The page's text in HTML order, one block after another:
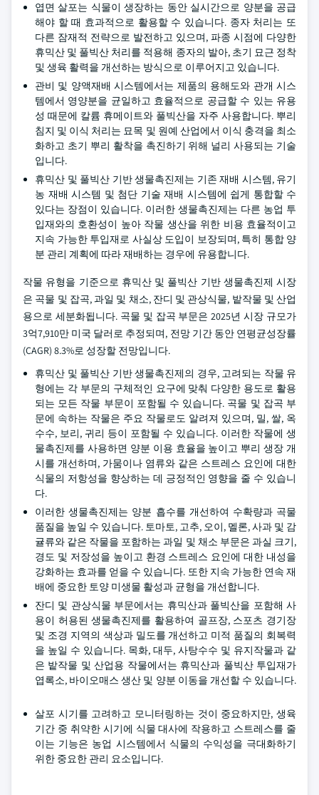
엽면 살포는 식물이 생장하는 동안 실시간으로 양분을 공급
해야 할 때 효과적으로 활용할 수 있습니다. 종자 처리는 또
다른 잠재적 전략으로 발전하고 있으며, 파종 시점에 다양한
휴믹산 및 풀빅산 처리를 적용해 종자의 발아, 초기 묘근 정착
및 생육 활력을 개선하는 방식으로 이루어지고 있습니다.
관비 및 양액재배 시스템에서는 제품의 용해도와 관개 시스
템에서 영양분을 균일하고 효율적으로 공급할 수 있는 유용
성 때문에 칼륨 휴메이트와 풀빅산을 자주 사용합니다. 뿌리
침지 및 이식 처리는 묘목 및 원예 산업에서 이식 충격을 최소
화하고 초기 뿌리 활착을 촉진하기 위해 널리 사용되는 기술
입니다.
휴믹산 및 풀빅산 기반 생물촉진제는 기존 재배 시스템, 유기
농 재배 시스템 및 첨단 기술 재배 시스템에 쉽게 통합할 수
있다는 장점이 있습니다. 이러한 생물촉진제는 다른 농업 투
입재와의 호환성이 높아 작물 생산을 위한 비용 효율적이고
지속 가능한 투입재로 사실상 도입이 보장되며, 특히 통합 양
분 관리 계획에 따라 재배하는 경우에 유용합니다.
작물 유형을 기준으로 휴믹산 및 풀빅산 기반 생물촉진제 시장
은 곡물 및 잡곡, 과일 및 채소, 잔디 및 관상식물, 밭작물 및 산업
용으로 세분화됩니다. 곡물 및 잡곡 부문은 2025년 시장 규모가
3억7,910만 미국 달러로 추정되며, 전망 기간 동안 연평균성장률
(CAGR) 8.3%로 성장할 전망입니다.
휴믹산 및 풀빅산 기반 생물촉진제의 경우, 고려되는 작물 유
형에는 각 부문의 구체적인 요구에 맞춰 다양한 용도로 활용
되는 모든 작물 부문이 포함될 수 있습니다. 곡물 및 잡곡 부
문에 속하는 작물은 주요 작물로도 알려져 있으며, 밀, 쌀, 옥
수수, 보리, 귀리 등이 포함될 수 있습니다. 이러한 작물에 생
물촉진제를 사용하면 양분 이용 효율을 높이고 뿌리 생장 개
시를 개선하며, 가뭄이나 염류와 같은 스트레스 요인에 대한
식물의 저항성을 향상하는 데 긍정적인 영향을 줄 수 있습니
다.
이러한 생물촉진제는 양분 흡수를 개선하여 수확량과 곡물
품질을 높일 수 있습니다. 토마토, 고추, 오이, 멜론, 사과 및 감
귤류와 같은 작물을 포함하는 과일 및 채소 부문은 과실 크기,
경도 및 저장성을 높이고 환경 스트레스 요인에 대한 내성을
강화하는 효과를 얻을 수 있습니다. 또한 지속 가능한 연속 재
배에 중요한 토양 미생물 활성과 균형을 개선합니다.
잔디 및 관상식물 부문에서는 휴믹산과 풀빅산을 포함해 사
용이 허용된 생물촉진제를 활용하여 골프장, 스포츠 경기장
및 조경 지역의 색상과 밀도를 개선하고 미적 품질의 회복력
을 높일 수 있습니다. 목화, 대두, 사탕수수 및 유지작물과 같
은 밭작물 및 산업용 작물에서는 휴믹산과 풀빅산 투입재가
엽록소, 바이오매스 생산 및 양분 이동을 개선할 수 있습니다.
살포 시기를 고려하고 모니터링하는 것이 중요하지만, 생육
기간 중 취약한 시기에 식물 대사에 작용하고 스트레스를 줄
이는 기능은 농업 시스템에서 식물의 수익성을 극대화하기
위한 중요한 관리 요소입니다.